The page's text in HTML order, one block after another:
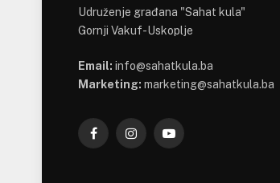
Udruženje građana "Sahat kula"
Gornji Vakuf-Uskoplje
Email: info@sahatkula.ba
Marketing: marketing@sahatkula.ba
FacebookInstagramYouTube